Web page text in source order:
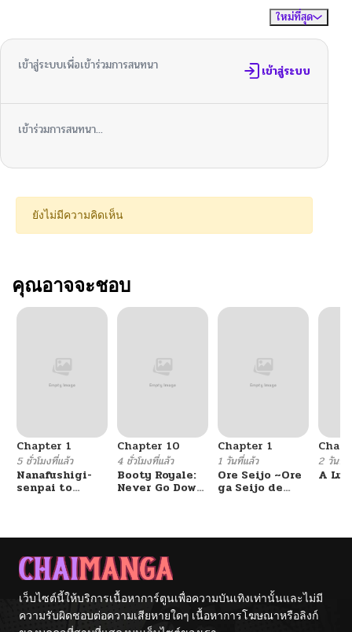
ใหม่ที่สุด
เข้าสู่ระบบเพื่อเข้าร่วมการสนทนา เข้าสู่ระบบ
เข้าร่วมการสนทนา...
ยังไม่มีความคิดเห็น
คุณอาจจะชอบ
Chapter 1
5 ชั่วโมงที่แล้ว
Nanafushigi-
senpai to
Chapter 10
4 ชั่วโมงที่แล้ว
Booty Royale:
Never Go Down
Chapter 1
1 วันที่แล้ว
Ore Seijo ~Ore
ga Seijo de
Game Kanzen
2 วันที่แ
A
เว็บไซต์นี้ให้บริการเนื้อหาการ์ตูนเพื่อความบันเทิงเท่านั้นและไม่มี
ความรับผิดชอบต่อความเสียหายใดๆ เนื้อหาการโฆษณาหรือลิงก์